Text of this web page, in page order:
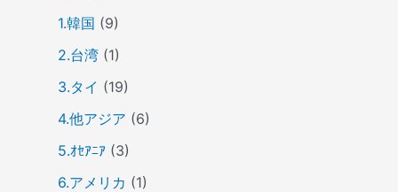
1.韓国 (9)
2.台湾(1)
3.タイ (19)
4.他アジア (6)
5.ｵｾｱﾆｱ(3)
6.アメリカ (1)